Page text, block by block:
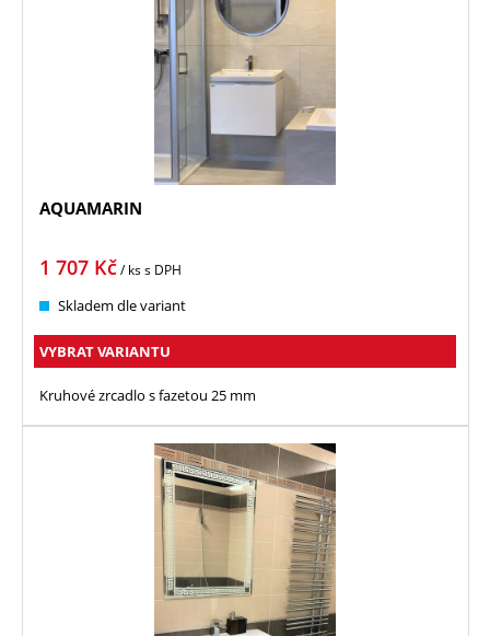
AQUAMARIN
1 707 Kč/ kss DPH
Skladem dle variant
VYBRAT VARIANTU
Kruhové zrcadlo s fazetou 25 mm